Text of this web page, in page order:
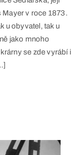
Mayer v roce 1873.
u obyvatel, tak u
jako mnoho
se zde vyrábí i